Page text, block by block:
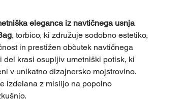
eleganca iz navtičnega usnja
, torbico, ki združuje sodobno estetiko,
in prestižen občutek navtičnega
del krasi osupljiv umetniški potisk, ki
v unikatno dizajnersko mojstrovino.
izdelana z mislijo na popolno